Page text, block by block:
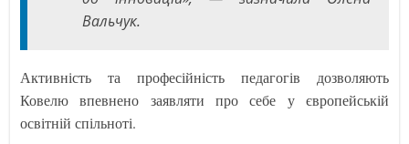
Вальчук.
Активність та професійність педагогів дозволяють
Ковелю впевнено заявляти про себе у європейській
освітній спільноті.